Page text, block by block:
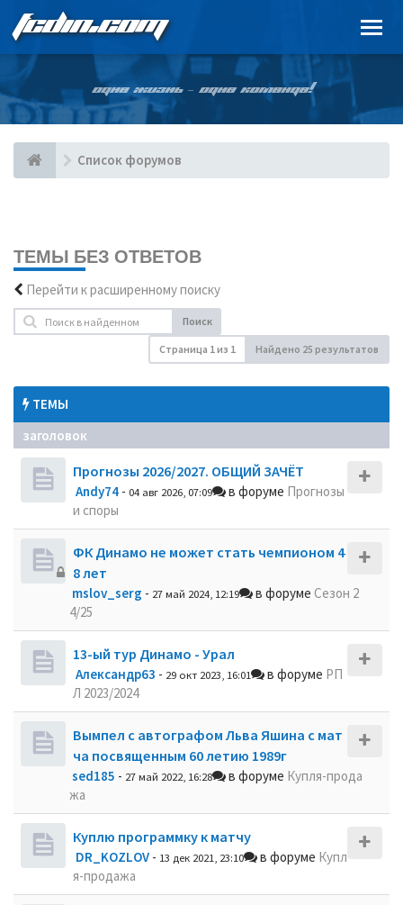
FCDIN.COM
ОДНА ЖИЗНЬ – ОДНА КОМАНДА!
Список форумов
ТЕМЫ БЕЗ ОТВЕТОВ
Перейти к расширенному поиску
Поиск
Страница 1из 1 Найдено 25 результатов
ТЕМЫ
заголовок
Прогнозы 2026/2027. ОБЩИЙ ЗАЧЁТ
Andy74 - 04 авг 2026, 07:09 в форуме Прогнозы
и споры
ФК Динамо не может стать чемпионом 4
8 лет
mslov_serg - 27 май 2024, 12:19 в форуме Сезон 2
4/25
13-ый тур Динамо - Урал
Александр63 - 29 окт 2023, 16:01 в форуме РП
Л 2023/2024
Вымпел с автографом Льва Яшина с мат
ча посвященным 60 летию 1989г
sed185 - 27 май 2022, 16:28 в форуме Купля-прода
жа
Куплю программку к матчу
DR_KOZLOV - 13 дек 2021, 23:10 в форуме Купл
я-продажа